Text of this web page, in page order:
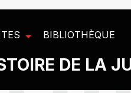
BIBLIOTHÈQUE
DE LA